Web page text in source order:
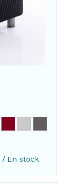
/ En stock